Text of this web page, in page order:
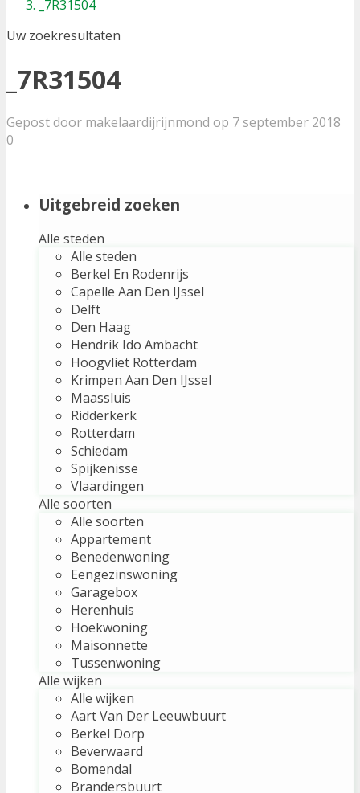
_7R31504
Uw zoekresultaten
_7R31504
Gepost door makelaardijrijnmond op 7 september 2018
0
Uitgebreid zoeken
Alle steden
Alle steden
Berkel En Rodenrijs
Capelle Aan Den IJssel
Delft
Den Haag
Hendrik Ido Ambacht
Hoogvliet Rotterdam
Krimpen Aan Den IJssel
Maassluis
Ridderkerk
Rotterdam
Schiedam
Spijkenisse
Vlaardingen
Alle soorten
Alle soorten
Appartement
Benedenwoning
Eengezinswoning
Garagebox
Herenhuis
Hoekwoning
Maisonnette
Tussenwoning
Alle wijken
Alle wijken
Aart Van Der Leeuwbuurt
Berkel Dorp
Beverwaard
Bomendal
Brandersbuurt